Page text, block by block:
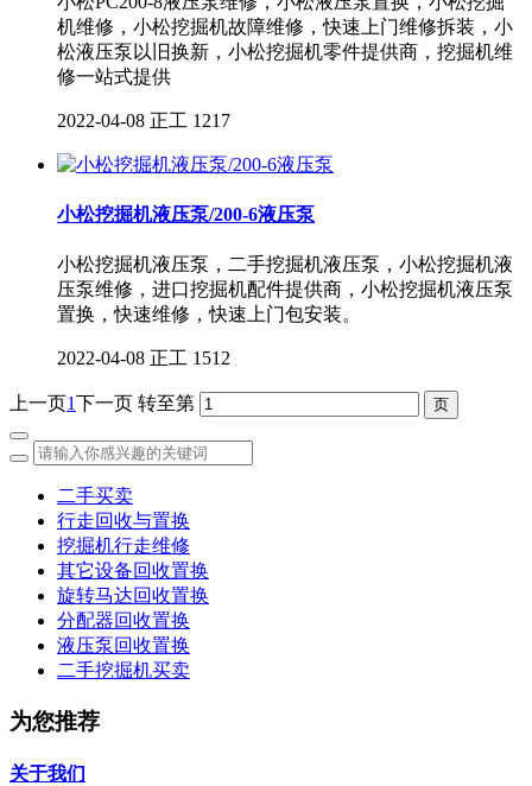
机维修，小松挖掘机故障维修，快速上门维修拆装，小
松液压泵以旧换新，小松挖掘机零件提供商，挖掘机维
修一站式提供
2022-04-08 正工 1217
小松挖掘机液压泵/200-6液压泵
小松挖掘机液压泵，二手挖掘机液压泵，小松挖掘机液
压泵维修，进口挖掘机配件提供商，小松挖掘机液压泵
置换，快速维修，快速上门包安装。
2022-04-08 正工 1512
上一页1下一页 转至第
二手买卖
行走回收与置换
挖掘机行走维修
其它设备回收置换
旋转马达回收置换
分配器回收置换
液压泵回收置换
二手挖掘机买卖
为您推荐
关于我们